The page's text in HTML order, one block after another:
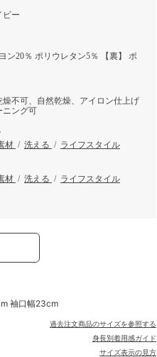
ビー
ン20％ ポリウレタン5％ 【裏】 ポ
不可、自然乾燥、アイロン仕上げ
ニング可
材 / 洗える / ライフスタイル
材 / 洗える / ライフスタイル
袖口幅23cm
過去注文商品のサイズを参照する
身長別着用感ガイド
サイズ表示の見方